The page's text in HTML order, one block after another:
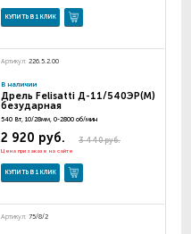
КУПИТЬ В 1 КЛИК
Артикул: 226.5.2.00
В наличии
Дрель Felisatti Д-11/540ЭР(М)
безударная
540 Вт, 10/28мм, 0-2800 об/мин
3 440 руб.
2 920 руб.
Цена при заказе на сайте
КУПИТЬ В 1 КЛИК
Артикул: 75/8/2